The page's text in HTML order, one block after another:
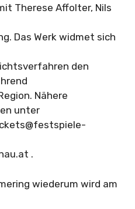
Therese Affolter, Nils
Das Werk widmet sich
den
Nähere
unter
.
wiederum wird am